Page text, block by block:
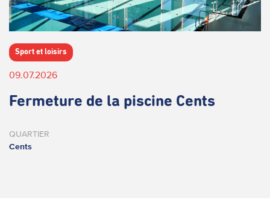
Sport et loisirs
09.07.2026
Fermeture de la piscine Cents
QUARTIER
Cents